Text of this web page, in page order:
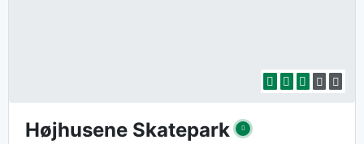
Højhusene Skatepark